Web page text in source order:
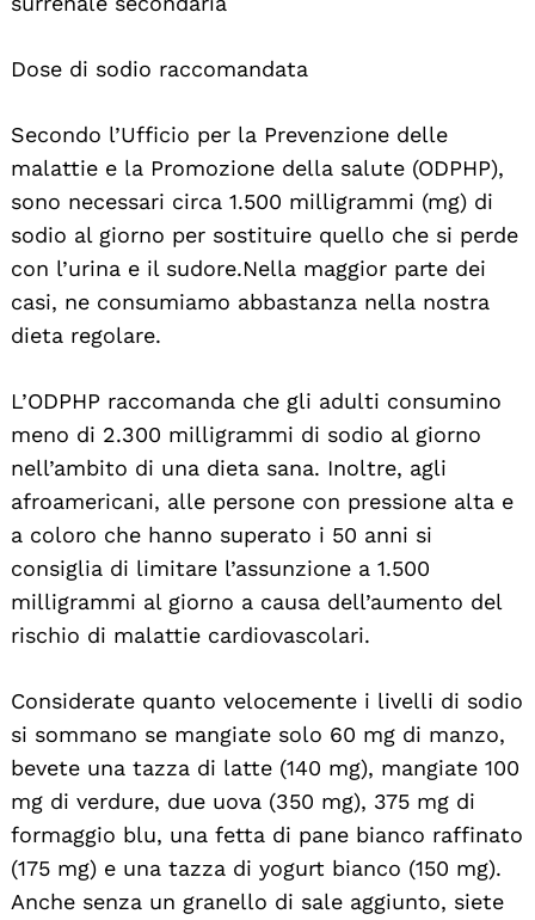
Dose di sodio raccomandata
Secondo l’Ufficio per la Prevenzione delle
malattie e la Promozione della salute (ODPHP),
sono necessari circa 1.500 milligrammi (mg) di
sodio al giorno per sostituire quello che si perde
con l’urina e il sudore. Nella maggior parte dei
casi, ne consumiamo abbastanza nella nostra
dieta regolare.
L’ODPHP raccomanda che gli adulti consumino
meno di 2.300 milligrammi di sodio al giorno
nell’ambito di una dieta sana. Inoltre, agli
afroamericani, alle persone con pressione alta e
a coloro che hanno superato i 50 anni si
consiglia di limitare l’assunzione a 1.500
milligrammi al giorno a causa dell’aumento del
rischio di malattie cardiovascolari.
Considerate quanto velocemente i livelli di sodio
si sommano se mangiate solo 60 mg di manzo,
bevete una tazza di latte (140 mg), mangiate 100
mg di verdure, due uova (350 mg), 375 mg di
formaggio blu, una fetta di pane bianco raffinato
(175 mg) e una tazza di yogurt bianco (150 mg).
Anche senza un granello di sale aggiunto, siete